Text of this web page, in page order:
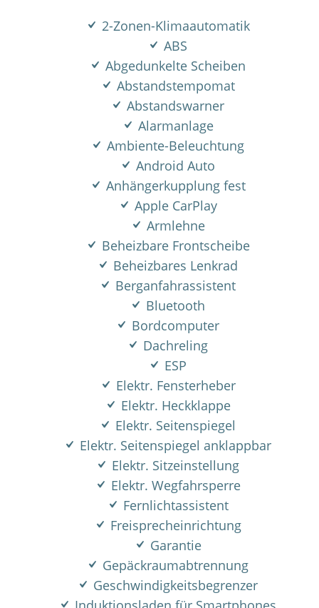
2-Zonen-Klimaautomatik
ABS
Abgedunkelte Scheiben
Abstandstempomat
Abstandswarner
Alarmanlage
Ambiente-Beleuchtung
Android Auto
Anhängerkupplung fest
Apple CarPlay
Armlehne
Beheizbare Frontscheibe
Beheizbares Lenkrad
Berganfahrassistent
Bluetooth
Bordcomputer
Dachreling
ESP
Elektr. Fensterheber
Elektr. Heckklappe
Elektr. Seitenspiegel
Elektr. Seitenspiegel anklappbar
Elektr. Sitzeinstellung
Elektr. Wegfahrsperre
Fernlichtassistent
Freisprecheinrichtung
Garantie
Gepäckraumabtrennung
Geschwindigkeitsbegrenzer